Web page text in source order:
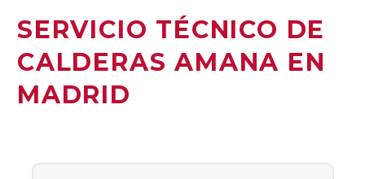
SERVICIO TÉCNICO DE
CALDERAS AMANA EN
MADRID